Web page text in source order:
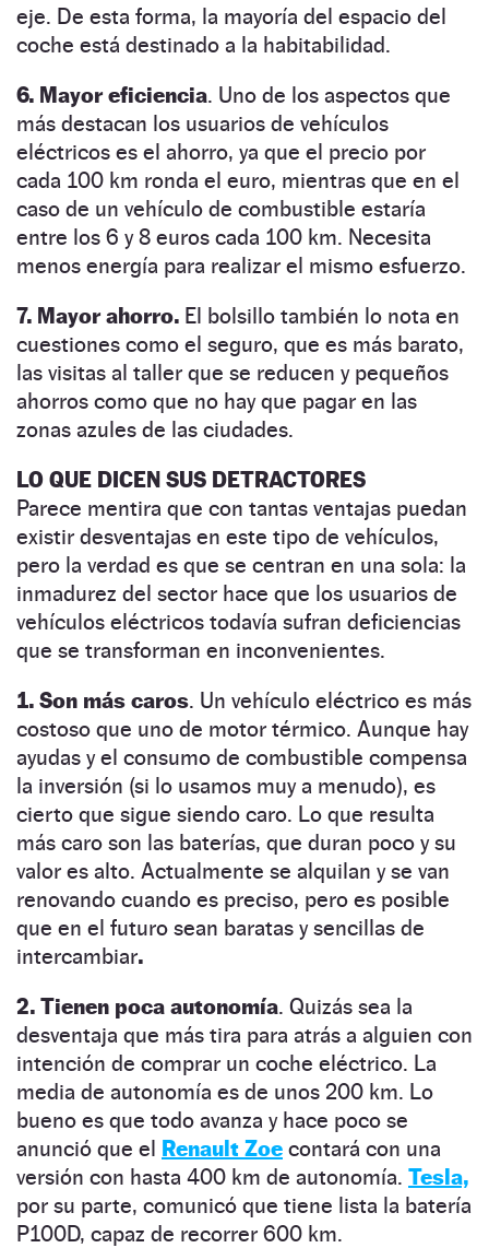
eje. De esta forma, la mayoría del espacio del
coche está destinado a la habitabilidad.
6. Mayor eficiencia. Uno de los aspectos que
más destacan los usuarios de vehículos
eléctricos es el ahorro, ya que el precio por
cada 100 km ronda el euro, mientras que en el
caso de un vehículo de combustible estaría
entre los 6 y 8 euros cada 100 km. Necesita
menos energía para realizar el mismo esfuerzo.
7. Mayor ahorro. El bolsillo también lo nota en
cuestiones como el seguro, que es más barato,
las visitas al taller que se reducen y pequeños
ahorros como que no hay que pagar en las
zonas azules de las ciudades.
LO QUE DICEN SUS DETRACTORES
Parece mentira que con tantas ventajas puedan
existir desventajas en este tipo de vehículos,
pero la verdad es que se centran en una sola: la
inmadurez del sector hace que los usuarios de
vehículos eléctricos todavía sufran deficiencias
que se transforman en inconvenientes.
1. Son más caros. Un vehículo eléctrico es más
costoso que uno de motor térmico. Aunque hay
ayudas y el consumo de combustible compensa
la inversión (si lo usamos muy a menudo), es
cierto que sigue siendo caro. Lo que resulta
más caro son las baterías, que duran poco y su
valor es alto. Actualmente se alquilan y se van
renovando cuando es preciso, pero es posible
que en el futuro sean baratas y sencillas de
intercambiar.
2. Tienen poca autonomía. Quizás sea la
desventaja que más tira para atrás a alguien con
intención de comprar un coche eléctrico. La
media de autonomía es de unos 200 km. Lo
bueno es que todo avanza y hace poco se
anunció que el Renault Zoe contará con una
versión con hasta 400 km de autonomía. Tesla,
por su parte, comunicó que tiene lista la batería
P100D, capaz de recorrer 600 km.